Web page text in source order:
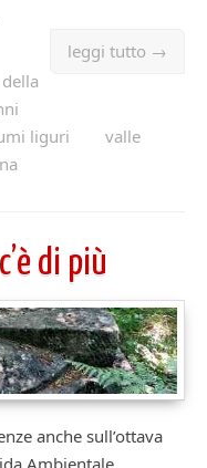
leggi tutto →
liguri
valle
c’è di più
anche sull’ottava
Ambientale